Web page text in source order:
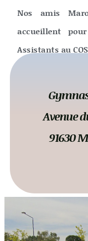
Nos amis
accueillent
Assistants au
Avenue
91630